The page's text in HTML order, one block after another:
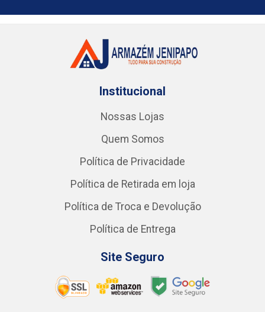
Institucional
Nossas Lojas
Quem Somos
Política de Privacidade
Política de Retirada em loja
Política de Troca e Devolução
Política de Entrega
Site Seguro